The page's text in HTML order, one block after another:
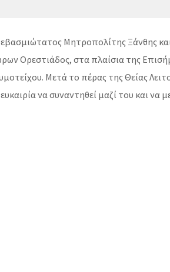
Μητροπολίτης Ξάνθης
Ορεστιάδος, στα πλαίσια της
Μετά το πέρας της Θείας
να συναντηθεί μαζί του και